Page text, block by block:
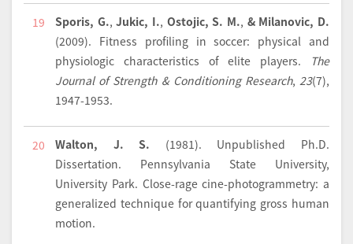
19 Sporis, G.,Jukic, I., Ostojic, S. M., & Milanovic, D.
(2009). Fitness profiling in soccer: physical and
physiologic characteristics of elite players.
The
Journal of Strength & Conditioning Research, 23(7),
1947-1953.
20 Walton, J. S. (1981). Unpublished Ph.D.
Dissertation. Pennsylvania State University,
University Park. Close-rage cine-photogrammetry: a
generalized technique for quantifying gross human
motion.